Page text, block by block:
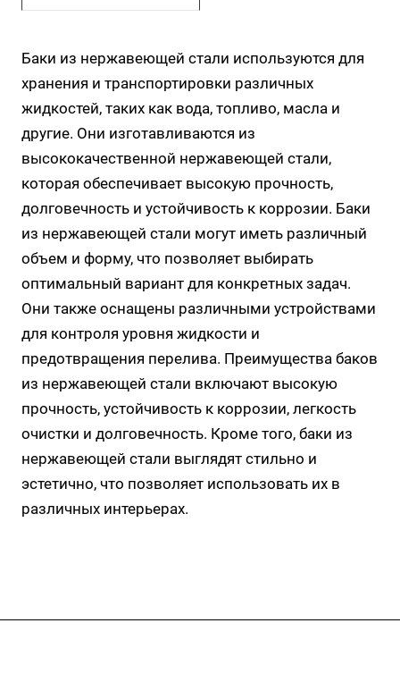
Баки из нержавеющей стали используются для
хранения и транспортировки различных
жидкостей, таких как вода, топливо, масла и
другие. Они изготавливаются из
высококачественной нержавеющей стали,
которая обеспечивает высокую прочность,
долговечность и устойчивость к коррозии. Баки
из нержавеющей стали могут иметь различный
объем и форму, что позволяет выбирать
оптимальный вариант для конкретных задач.
Они также оснащены различными устройствами
для контроля уровня жидкости и
предотвращения перелива. Преимущества баков
из нержавеющей стали включают высокую
прочность, устойчивость к коррозии, легкость
очистки и долговечность. Кроме того, баки из
нержавеющей стали выглядят стильно и
эстетично, что позволяет использовать их в
различных интерьерах.